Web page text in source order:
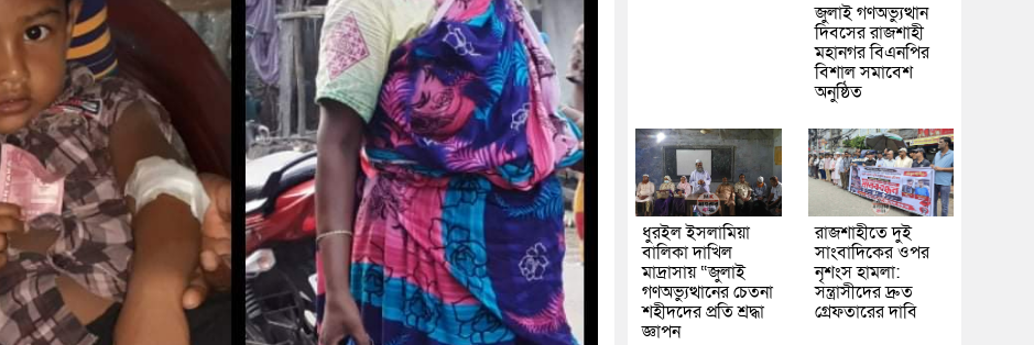
জুলাই গণঅভ্যুত্থান
দিবসের রাজশাহী
মহানগর বিএনপির
বিশাল সমাবেশ
অনুষ্ঠিত
ধুরইল ইসলামিয়া
বালিকা দাখিল
মাদ্রাসায় “জুলাই
গণঅভ্যুত্থানের চেতনা
শহীদদের প্রতি শ্রদ্ধা
জ্ঞাপন
রাজশাহীতে দুই
সাংবাদিকের ওপর
নৃশংস হামলা:
সন্ত্রাসীদের দ্রুত
গ্রেফতারের দাবি